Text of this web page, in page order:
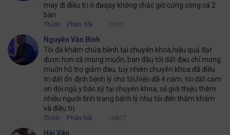
may đi điều trị ở đaqay không chắc giờ cứng còng cả 2
bàn
Thích Phản hồi 2910
Nguyễn Văn Bình
Tôi đả khám chửa bệnh tại chuyên khoa,hiệu quả đạt
được hơn cả mong muốn, ban đầu tôi dất đau chỉ mong
muốn hỗ trợ giảm đau, tuy nhiên chuyên khoa đã điều
trị dất ổn định bệnh lý cho tôi,hiện đã 4 năm, tôi dất cảm
ơn đội ngũ y bác sỹ tại chuyên khoa, sẽ giới thiệu thêm
nhiều người tình trạng bệnh lý như tôi đến thăm khám
và điều trị
Thích Phản hồi 16817
Hải Vân